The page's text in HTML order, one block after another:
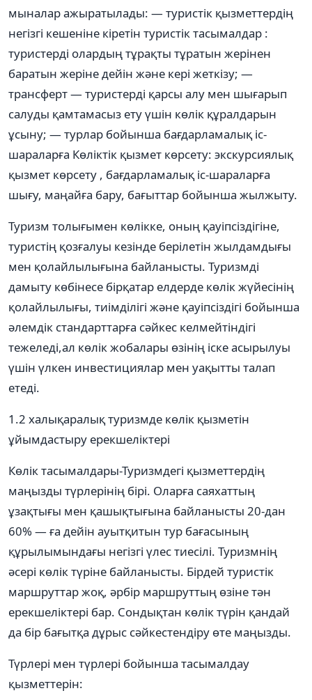
мыналар ажыратылады: — туристік қызметтердің
негізгі кешеніне кіретін туристік тасымалдар :
туристерді олардың тұрақты тұратын жерінен
баратын жеріне дейін және кері жеткізу; —
трансферт — туристерді қарсы алу мен шығарып
салуды қамтамасыз ету үшін көлік құралдарын
ұсыну; — турлар бойынша бағдарламалық іс-
шараларға Көліктік қызмет көрсету: экскурсиялық
қызмет көрсету , бағдарламалық іс-шараларға
шығу, маңайға бару, бағыттар бойынша жылжыту.
Туризм толығымен көлікке, оның қауіпсіздігіне,
туристің қозғалуы кезінде берілетін жылдамдығы
мен қолайлылығына байланысты. Туризмді
дамыту көбінесе бірқатар елдерде көлік жүйесінің
қолайлылығы, тиімділігі және қауіпсіздігі бойынша
әлемдік стандарттарға сәйкес келмейтіндігі
тежеледі,ал көлік жобалары өзінің іске асырылуы
үшін үлкен инвестициялар мен уақытты талап
етеді.
1.2 халықаралық туризмде көлік қызметін
ұйымдастыру ерекшеліктері
Көлік тасымалдары-Туризмдегі қызметтердің
маңызды түрлерінің бірі. Оларға саяхаттың
ұзақтығы мен қашықтығына байланысты 20-дан
60% — ға дейін ауытқитын тур бағасының
құрылымындағы негізгі үлес тиесілі. Туризмнің
әсері көлік түріне байланысты. Бірдей туристік
маршруттар жоқ, әрбір маршруттың өзіне тән
ерекшеліктері бар. Сондықтан көлік түрін қандай
да бір бағытқа дұрыс сәйкестендіру өте маңызды.
Түрлері мен түрлері бойынша тасымалдау
қызметтерін: